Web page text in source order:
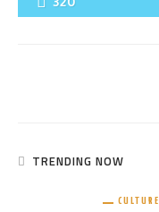
TRENDING NOW
CULTURE